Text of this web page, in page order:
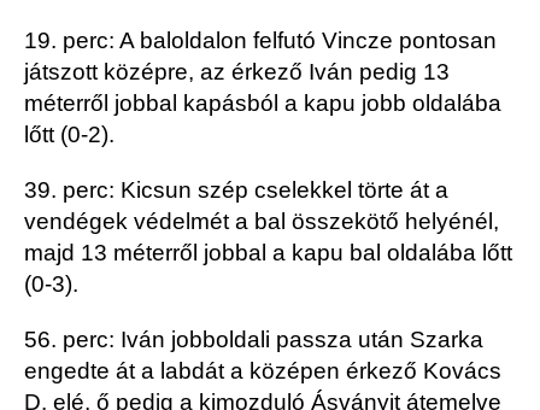
19. perc: A baloldalon felfutó Vincze pontosan
játszott középre, az érkező Iván pedig 13
méterről jobbal kapásból a kapu jobb oldalába
lőtt (0-2).
39. perc: Kicsun szép cselekkel törte át a
vendégek védelmét a bal összekötő helyénél,
majd 13 méterről jobbal a kapu bal oldalába lőtt
(0-3).
56. perc: Iván jobboldali passza után Szarka
engedte át a labdát a középen érkező Kovács
D. elé, ő pedig a kimozduló Ásványit átemelve